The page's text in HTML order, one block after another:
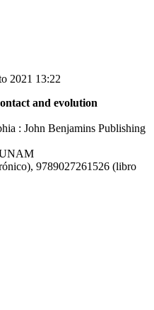
2021 13:22
and evolution
: John Benjamins Publishing
9789027261526 (libro